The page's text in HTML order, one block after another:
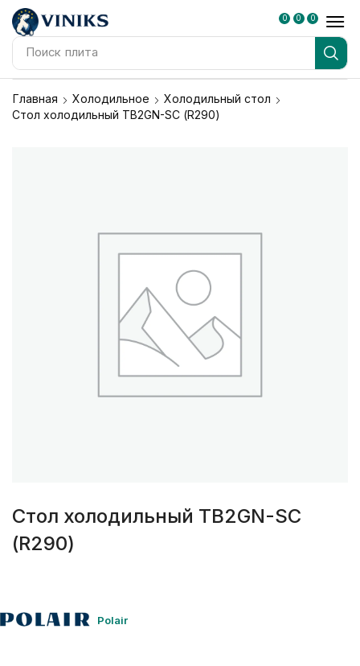
Поиск плита
0 0 0
Главная Холодильное
Холодильный стол
Стол холодильный TB2GN-SС (R290)
Стол холодильный TB2GN-SС
(R290)
Polair